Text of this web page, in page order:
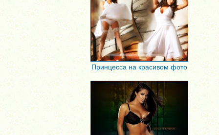
Принцесса на красивом фото